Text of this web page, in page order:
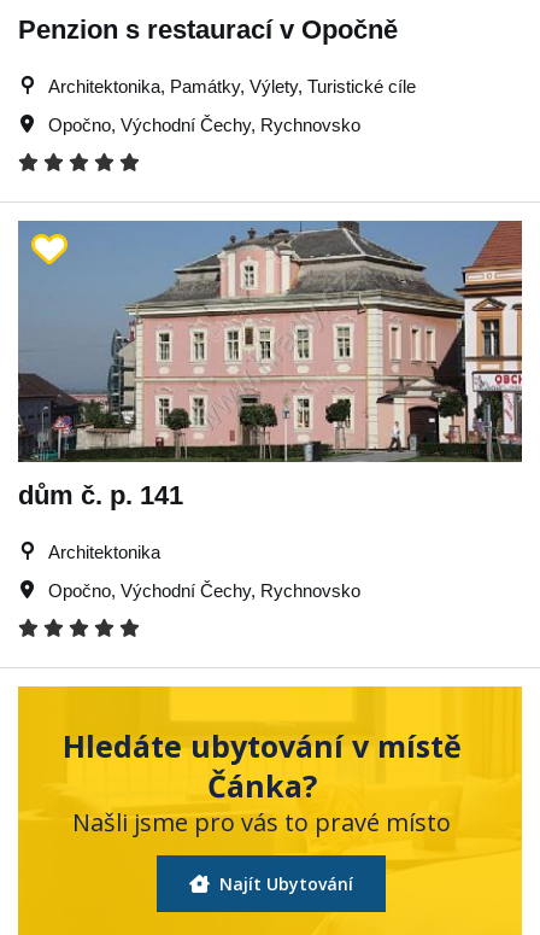
Penzion s restaurací v Opočně
Architektonika, Památky, Výlety, Turistické cíle
Opočno, Východní Čechy, Rychnovsko
dům č. p. 141
Architektonika
Opočno, Východní Čechy, Rychnovsko
Hledáte ubytování v místě
Čánka?
Našli jsme pro vás to pravé místo
Najít Ubytování